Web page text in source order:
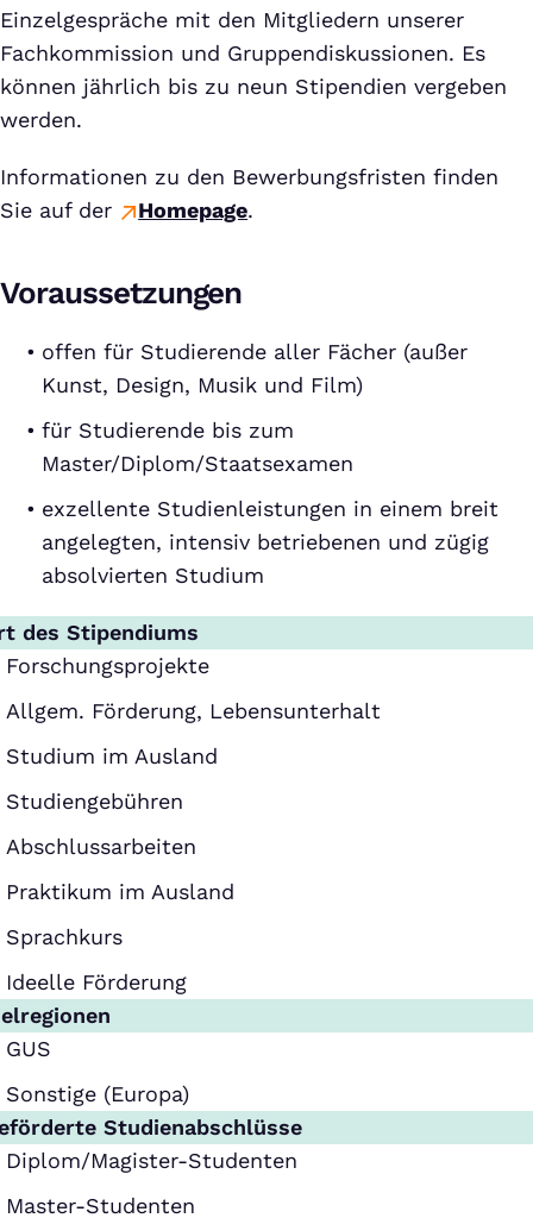
Einzelgespräche mit den Mitgliedern unserer
Fachkommission und Gruppendiskussionen. Es
können jährlich bis zu neun Stipendien vergeben
werden.
Informationen zu den Bewerbungsfristen finden
Sie auf der
Homepage.
Voraussetzungen
offen für Studierende aller Fächer (außer
Kunst, Design, Musik und Film)
für Studierende bis zum
Master/Diplom/Staatsexamen
exzellente Studienleistungen in einem breit
angelegten, intensiv betriebenen und zügig
absolvierten Studium
des Stipendiums
Forschungsprojekte
Allgem. Förderung, Lebensunterhalt
Studium im Ausland
Studiengebühren
Abschlussarbeiten
Praktikum im Ausland
Sprachkurs
Ideelle Förderung
GUS
Sonstige (Europa)
Studienabschlüsse
Diplom/Magister-Studenten
Master-Studenten